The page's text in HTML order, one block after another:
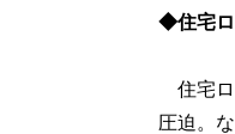
◆住宅ロ
住宅ロ
圧迫。